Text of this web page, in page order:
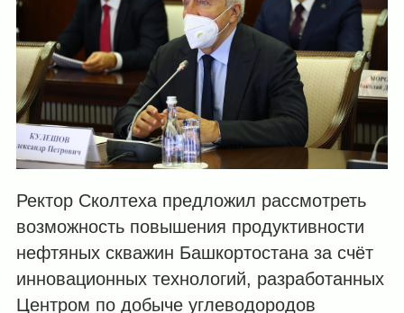
Ректор Сколтеха предложил рассмотреть
возможность повышения продуктивности
нефтяных скважин Башкортостана за счёт
инновационных технологий, разработанных
Центром по добыче углеводородов